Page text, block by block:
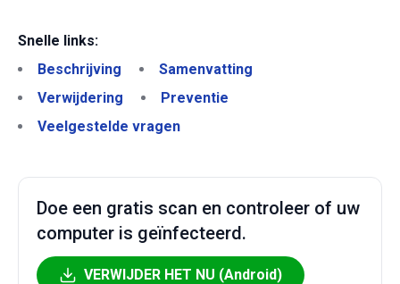
Snelle links:
Beschrijving
Samenvatting
Verwijdering
Preventie
Veelgestelde vragen
Doe een gratis scan en controleer of uw
computer is geïnfecteerd.
VERWIJDER HET NU (Android)